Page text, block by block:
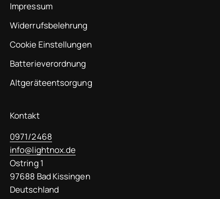
Impressum
Widerrufsbelehrung
Cookie Einstellungen
Batterieverordnung
Altgeräteentsorgung
Kontakt
0971/2468
info@lightnox.de
Ostring 1
97688 Bad Kissingen
Deutschland